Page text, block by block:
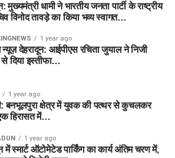
मुख्यमंत्री धामी ने भारतीय जनता पार्टी के राष्ट्रीय
विनोद तावड़े का किया भव्य स्वागत…
1 year ago
न्यूज़ देहरादून: आईपीएस रचिता जुयाल ने निजी
से दिया इस्तीफा…
1 year ago
बनभूलपुरा क्षेत्र में युवक की पत्थर से कुचलकर
हिरासत में…
1 year ago
में स्मार्ट ऑटोमेटेड पार्किंग का कार्य अंतिम चरण में,